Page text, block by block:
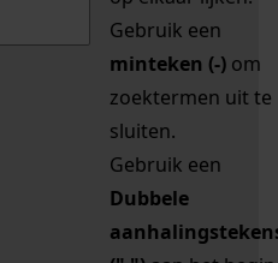
Gebruik een
minteken (-) om
zoektermen uit te
sluiten.
Gebruik een
Dubbele